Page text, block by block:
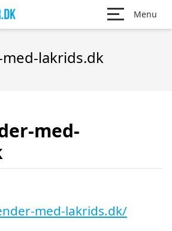
Menu
lakrids.dk
med-
med-lakrids.dk/